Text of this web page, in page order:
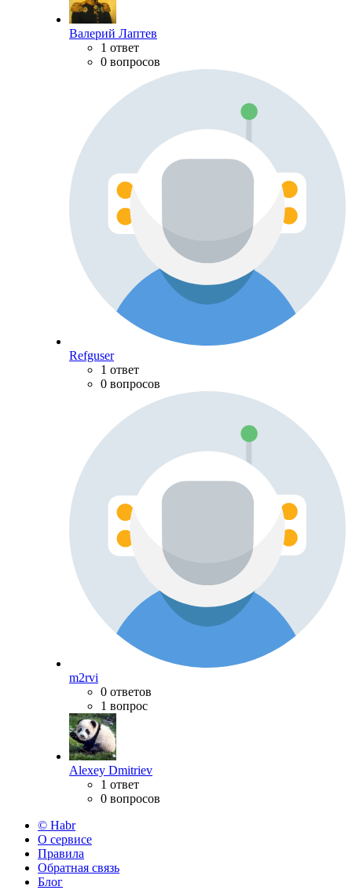
Валерий Лаптев
1 ответ
0 вопросов
Refguser
1 ответ
0 вопросов
m2rvi
0 ответов
1 вопрос
Alexey Dmitriev
1 ответ
0 вопросов
© Habr
О сервисе
Правила
Обратная связь
Блог